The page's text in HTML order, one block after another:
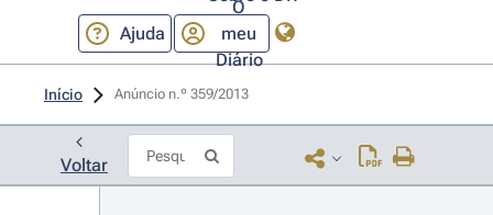
Ajuda
O
meu
Diário
Início Anúncio n.º 359/2013
Voltar